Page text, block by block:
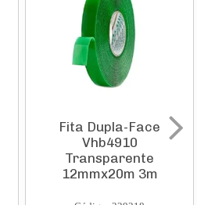
Fita Dupla-Face
Vhb4910
Transparente
12mmx20m 3m